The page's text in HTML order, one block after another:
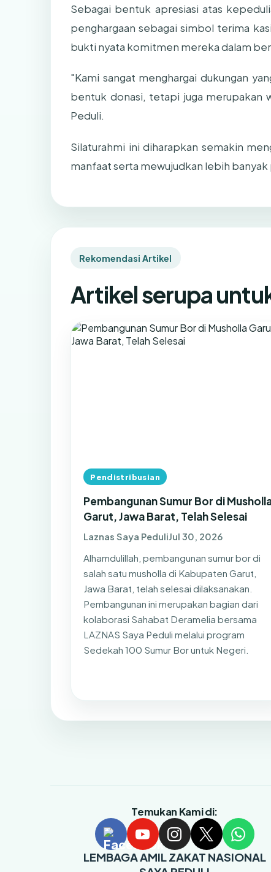
Sebagai bentuk apresiasi atas
penghargaan sebagai simbol terima
bukti nyata komitmen mereka dalam
"Kami sangat menghargai dukungan
bentuk donasi, tetapi juga merupakan
Peduli.
Silaturahmi ini diharapkan semakin
manfaat serta mewujudkan lebih
Rekomendasi Artikel
Artikel serupa
Pendistribusian
Pembangunan Sumur Bor di
Garut, Jawa Barat, Telah Selesai
Laznas Saya PeduliJul 30, 2026
Alhamdulillah, pembangunan sumur bor di
salah satu musholla di Kabupaten Garut,
Jawa Barat, telah selesai dilaksanakan.
Pembangunan ini merupakan bagian dari
kolaborasi Sahabat Deramelia bersama
LAZNAS Saya Peduli melalui program
Sedekah 100 Sumur Bor untuk Negeri.
Temukan Kami di:
LEMBAGA AMIL ZAKAT NASIONAL